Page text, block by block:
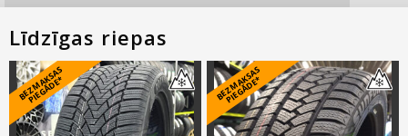
Līdzīgas riepas
B
E
Z
M
A
K
S
A
S
PI
E
G
Ā
D
E
* B
E
Z
M
A
K
S
A
S
PI
E
G
Ā
D
E
*